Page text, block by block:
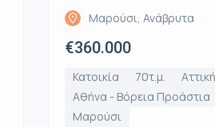
Μαρούσι, Ανάβρυτα
€360.000
Κατοικία 70τ.μ.
Αττική
Αθήνα - Βόρεια Προάστια
Μαρούσι